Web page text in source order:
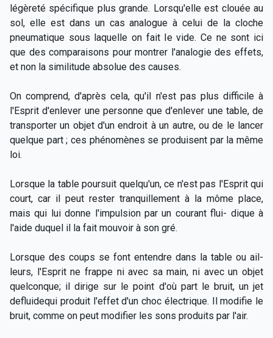
légèreté spécifique plus grande. Lorsqu'elle est clouée au
sol, elle est dans un cas analogue à celui de la cloche
pneumatique sous laquelle on fait le vide. Ce ne sont ici
que des comparaisons pour montrer l'analogie des effets,
et non la similitude absolue des causes.
On comprend, d'après cela, qu'il n'est pas plus difficile à
l'Esprit d'enlever une personne que d'enlever une table, de
transporter un objet d'un endroit à un autre, ou de le lancer
quelque part ; ces phénomènes se produisent par la même
loi.
Lorsque la table poursuit quelqu'un, ce n'est pas l'Esprit qui
court, car il peut rester tranquillement à la môme place,
mais qui lui donne l'impulsion par un courant flui- dique à
l'aide duquel il la fait mouvoir à son gré.
Lorsque des coups se font entendre dans la table ou ail-
leurs, l'Esprit ne frappe ni avec sa main, ni avec un objet
quelconque; il dirige sur le point d'où part le bruit, un jet
defluidequi produit l'effet d'un choc électrique. Il modifie le
bruit, comme on peut modifier les sons produits par l'air.